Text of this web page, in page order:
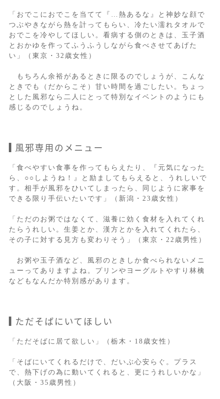
「おでこにおでこを当てて『…熱あるな』と神妙な顔で
つぶやきながら熱を計ってもらい、冷たい濡れタオルで
おでこを冷やしてほしい。看病する側のときは、玉子酒
とおかゆを作ってふうふうしながら食べさせてあげた
い」（東京・32歳女性）
もちろん余裕があるときに限るのでしょうが、こんな
ときでも（だからこそ）甘い時間を過ごしたい。ちょっ
とした風邪なら二人にとって特別なイベントのようにも
感じるのでしょうね。
風邪専用のメニュー
「食べやすい食事を作ってもらえたり、『元気になった
ら、○○しようね！』と励ましてもらえると、うれしいで
す。相手が風邪をひいてしまったら、同じように家事を
できる限り手伝いたいです」（新潟・23歳女性）
「ただのお粥ではなくて、滋養に効く食材を入れてくれ
たらうれしい。生姜とか、漢方とかを入れてくれたら、
その子に対する見方も変わりそう」（東京・22歳男性）
お粥や玉子酒など、風邪のときしか食べられないメニ
ューってありますよね。プリンやヨーグルトやすり林檎
などもなんだか特別感があります。
ただそばにいてほしい
「ただそばに居て欲しい」（栃木・18歳女性）
「そばにいてくれるだけで、だいぶ心安らぐ。プラス
で、熱下げの為に動いてくれると、更にうれしいかな」
（大阪・35歳男性）